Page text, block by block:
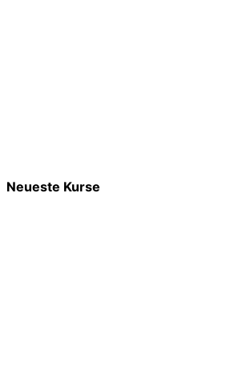
Neueste Kurse